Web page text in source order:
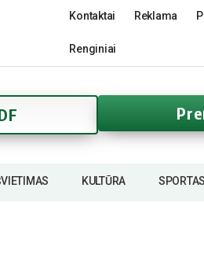
Kontaktai Reklama
Renginiai
KULTŪRA SPORTAS